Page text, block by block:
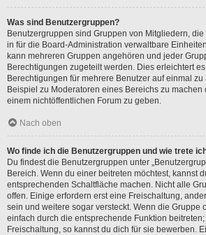
Was sind Benutzergruppen?
Benutzergruppen sind Gruppen von Mitgliedern,
in für die Board-Administration verwaltbare
kann mehreren Gruppen angehören und jeder
Berechtigungen zugeteilt werden. Dies erleichtert
Berechtigungen für mehrere Benutzer auf einmal
Beispiel zu Moderatoren eines Bereichs zu machen
einem nichtöffentlichen Forum zu geben.
Nach oben
Wo finde ich die Benutzergruppen und wie trete
Du findest die Benutzergruppen unter
Bereich. Wenn du einer beitreten möchtest, kannst
entsprechenden Schaltfläche machen. Nicht alle
offen. Einige erfordern erst eine Freischaltung,
sein und weitere sogar versteckt. Wenn die Gruppe
einfach durch die entsprechende Funktion
Freischaltung, so kannst du dich für sie bewerben.